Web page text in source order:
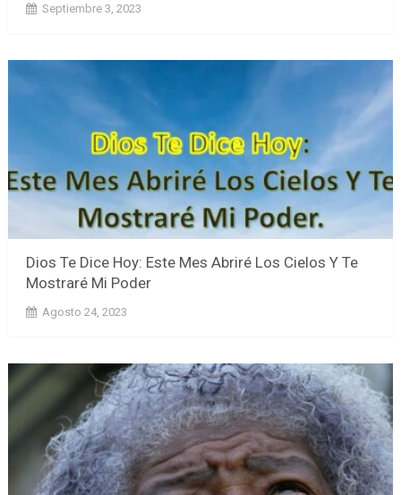
Septiembre 3, 2023
Dios Te Dice Hoy: Este Mes Abriré Los Cielos Y Te
Mostraré Mi Poder
Agosto 24, 2023